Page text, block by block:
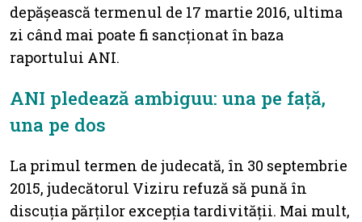
depășească termenul de 17 martie 2016, ultima
zi când mai poate fi sancționat în baza
raportului ANI.
ANI pledează ambiguu: una pe față,
una pe dos
La primul termen de judecată, în 30 septembrie
2015, judecătorul Viziru refuză să pună în
discuția părților excepția tardivității. Mai mult,